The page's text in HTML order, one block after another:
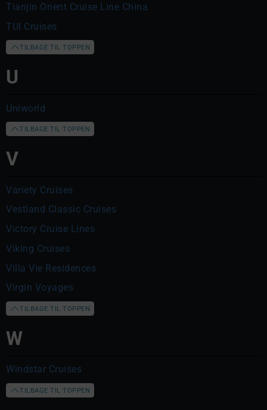
Tianjin Orient Cruise Line China
TUI Cruises
TILBAGE TIL TOPPEN
U
Uniworld
TILBAGE TIL TOPPEN
V
Variety Cruises
Vestland Classic Cruises
Victory Cruise Lines
Viking Cruises
Villa Vie Residences
Virgin Voyages
TILBAGE TIL TOPPEN
W
Windstar Cruises
TILBAGE TIL TOPPEN